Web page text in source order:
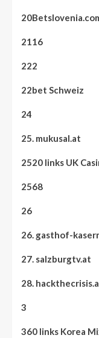
2116
222
22bet Schweiz
24
25. mukusal.at
2520 links UK
2568
26
26. gasthof-
27. salzburgtv.at
28.
3
360 links Korea